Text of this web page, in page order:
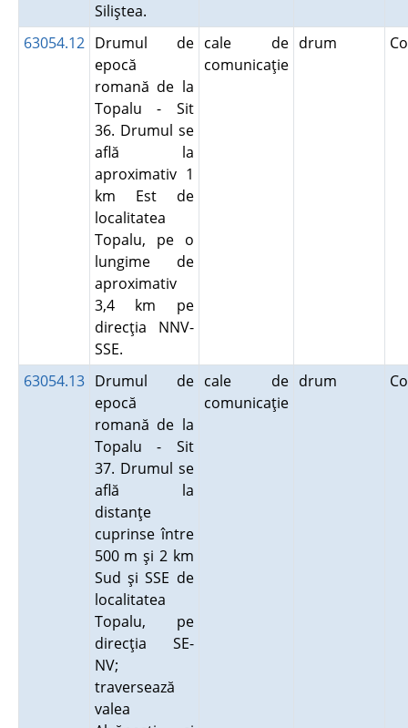
Siliştea.
63054.12 Drumul de
epocă
romană de la
Topalu - Sit
36. Drumul se
află la
aproximativ 1
km Est de
localitatea
Topalu, pe o
lungime de
aproximativ
3,4 km pe
direcţia NNV-
SSE.
cale de
comunicaţie
drum
63054.13 Drumul de
epocă
romană de la
Topalu - Sit
37. Drumul se
află la
distanţe
cuprinse între
500 m şi 2 km
Sud şi SSE de
localitatea
Topalu, pe
direcţia SE-
NV;
traversează
valea
cale de
comunicaţie
drum